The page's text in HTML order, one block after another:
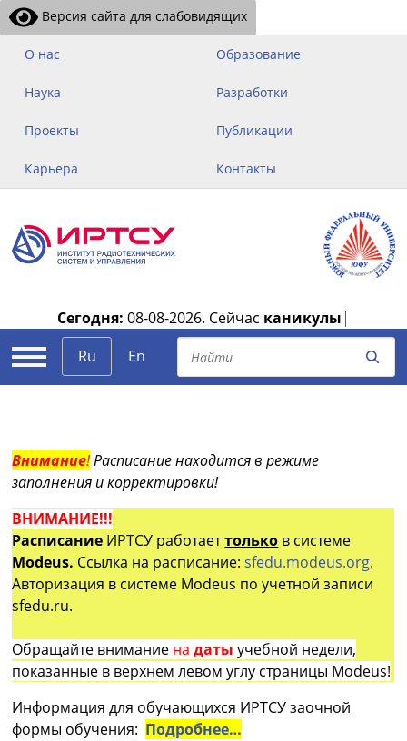
Версия сайта для слабовидящих
О нас Образование
Наука Разработки
Проекты Публикации
Карьера Контакты
Сегодня: 08-08-2026. Сейчас каникулы |
Ru
En
Внимание!Расписание находится в режиме
заполнения и корректировки!
ВНИМАНИЕ!!!
Расписание ИРТСУ работаеттолько в системе
Modeus. Ссылка на расписание:sfedu.modeus.org.
Авторизация в системе Modeus по учетной записи
sfedu.ru.
Обращайте внимание на датыучебной недели,
показанные в верхнем левом углу страницы Modeus!
Информация для обучающихся ИРТСУ заочной
формы обучения: Подробнее…